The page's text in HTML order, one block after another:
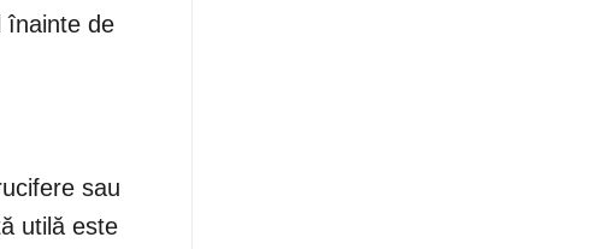
înainte de
sau
utilă este